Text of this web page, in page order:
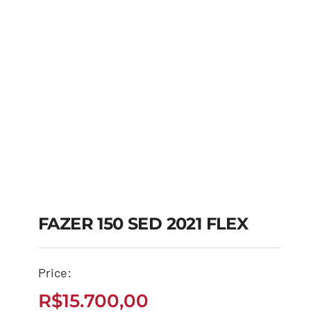
FAZER 150 SED 2021
FLEX
FAZER 150 SED 2021 FLEX
Price:
R$15.700,00